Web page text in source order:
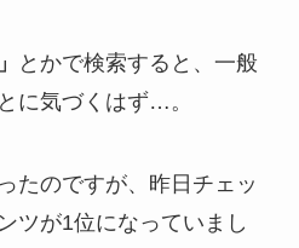
とかで検索すると、一般
に気づくはず…。
たのですが、昨日チェッ
ツが1位になっていまし